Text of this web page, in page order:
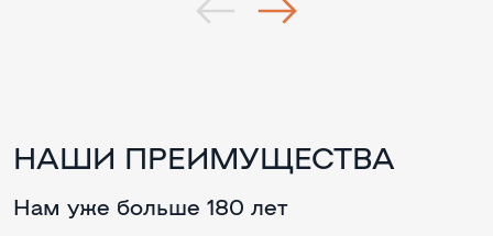
НАШИ ПРЕИМУЩЕСТВА
Нам уже больше 180 лет